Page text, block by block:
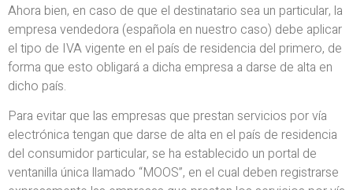
Ahora bien, en caso de que el destinatario sea un particular, la
empresa vendedora (española en nuestro caso) debe aplicar
el tipo de IVA vigente en el país de residencia del primero, de
forma que esto obligará a dicha empresa a darse de alta en
dicho país.
Para evitar que las empresas que prestan servicios por vía
electrónica tengan que darse de alta en el país de residencia
del consumidor particular, se ha establecido un portal de
ventanilla única llamado “MOOS”, en el cual deben registrarse